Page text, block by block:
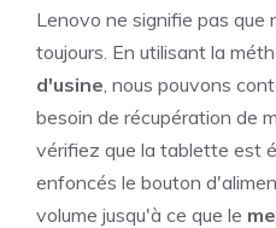
Lenovo ne signifie pas que
toujours. En utilisant la
d'usine , nous pouvons
besoin de récupération de
vérifiez que la tablette est
enfoncés le bouton
volume jusqu'à ce que le